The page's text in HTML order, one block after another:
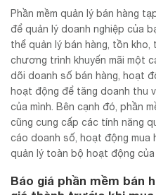
Phần mềm quản lý bán hàng
để quản lý doanh nghiệp của
thể quản lý bán hàng, tồn
chương trình khuyến mãi một
dõi doanh số bán hàng, hoạt
hoạt động để tăng doanh thu
của mình. Bên cạnh đó, phần
cũng cung cấp các tính năng
cáo doanh số, hoạt động mua
quản lý toàn bộ hoạt động của
Báo giá phần mềm bán